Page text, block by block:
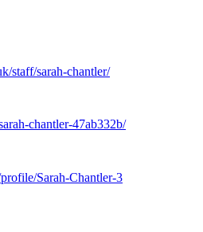
staff/sarah-chantler/
chantler-47ab332b/
Sarah-Chantler-3